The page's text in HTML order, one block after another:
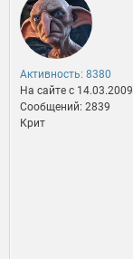
Активность: 8380
На сайте c 14.03.2009
Сообщений: 2839
Крит